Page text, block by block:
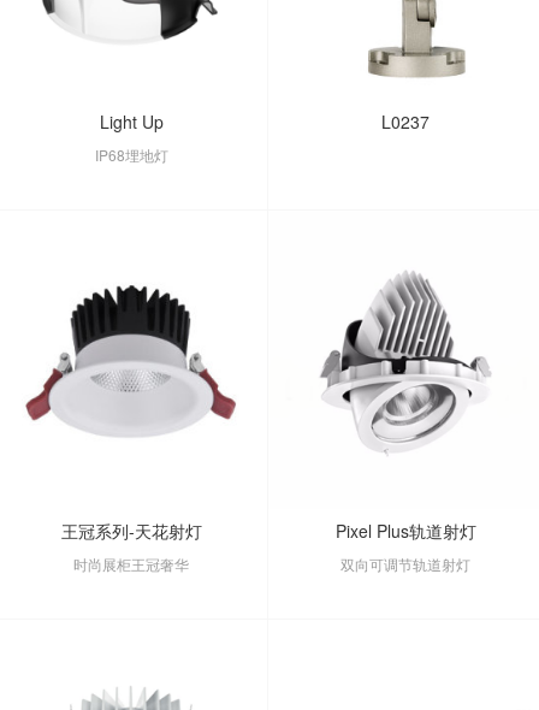
Light Up
IP68埋地灯
L0237
王冠系列-天花射灯
时尚展柜王冠奢华
Pixel Plus轨道射灯
双向可调节轨道射灯